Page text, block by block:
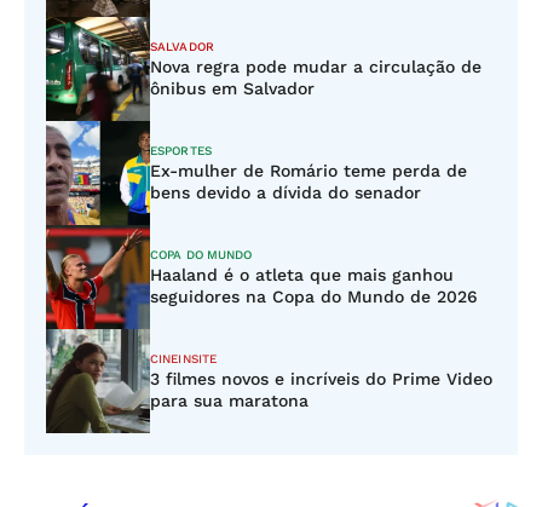
SALVADOR
Nova regra pode mudar a circulação de
ônibus em Salvador
ESPORTES
Ex-mulher de Romário teme perda de
bens devido a dívida do senador
COPA DO MUNDO
Haaland é o atleta que mais ganhou
seguidores na Copa do Mundo de 2026
CINEINSITE
3 filmes novos e incríveis do Prime Video
para sua maratona